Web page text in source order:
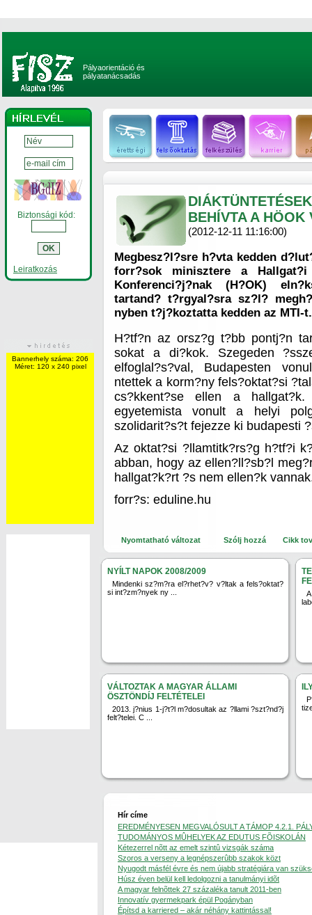
Pályaorientáció és
pályatanácsadás
Biztonsági kód:
Leiratkozás
Bannerhely száma: 206
Méret: 120 x 240 pixel
BEHÍVTA A HÖOK
(2012-12-11 11:16:00)
Megbesz?l?sre h?vta kedden
forr?sok minisztere a Hallgat?i
Konferenci?j?nak (H?OK)
tartand? t?rgyal?sra sz?l?
nyben t?j?koztatta kedden az MTI-t.
H?tf?n az orsz?g t?bb pontj?n
sokat a di?kok. Szegeden
elfoglal?s?val, Budapesten
ntettek a korm?ny fels?oktat?si
cs?kkent?se ellen a
egyetemista vonult a helyi
szolidarit?s?t fejezze ki
Az oktat?si ?llamtitk?rs?g h?tf?i
abban, hogy az ellen?ll?sb?l
hallgat?k?rt ?s nem ellen?k
forr?s: eduline.hu
Nyomtatható változat Szólj hozzá Cikk
NYÍLT NAPOK 2008/2009
Mindenki sz?m?ra el?rhet?v? v?ltak a fels?oktat?
si int?zm?nyek ny ...
VÁLTOZTAK A MAGYAR ÁLLAMI
ÖSZTÖNDÍJ FELTÉTELEI
2013. j?nius 1-j?t?l m?dosultak az ?llami ?szt?nd?j
felt?telei. C ...
Hír címe
EREDMÉNYESEN MEGVALÓSULT A TÁMOP 4.2.1.
TUDOMÁNYOS MÛHELYEK AZ EDUTUS FÕISKOLÁN
Kétezerrel nõtt az emelt szintû vizsgák száma
Szoros a verseny a legnépszerûbb szakok közt
Nyugodt másfél évre és nem újabb stratégiára van
Húsz éven belül kell ledolgozni a tanulmányi idõt
A magyar felnõttek 27 százaléka tanult 2011-ben
Innovatív gyermekpark épül Pogányban
Építsd a karriered – akár néhány kattintással!